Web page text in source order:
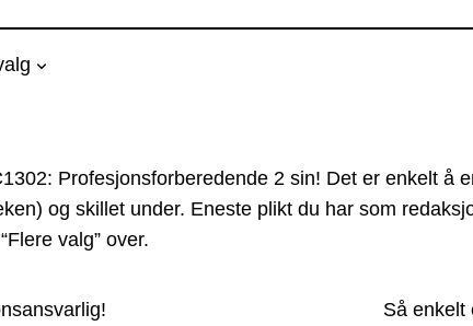
Profesjonsforberedende 2 sin! Det er enkelt å
og skillet under. Eneste plikt du har som
valg” over.
Så enkelt